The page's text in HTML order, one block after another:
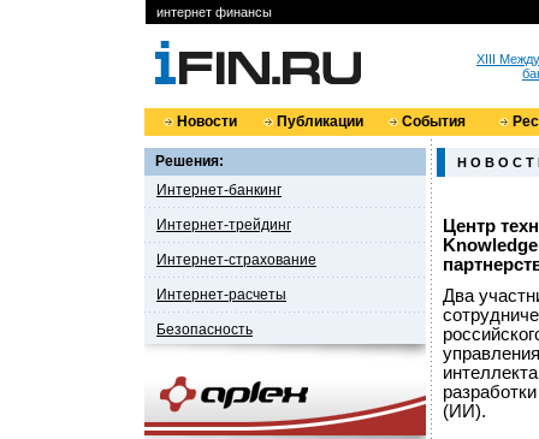
интернет финансы
XIII
Новости Публикации События
Решения:
Интернет-банкинг
Интернет-трейдинг
Интернет-страхование
Интернет-расчеты
Безопасность
Н О В О С Т
Центр
Два
(ИИ).